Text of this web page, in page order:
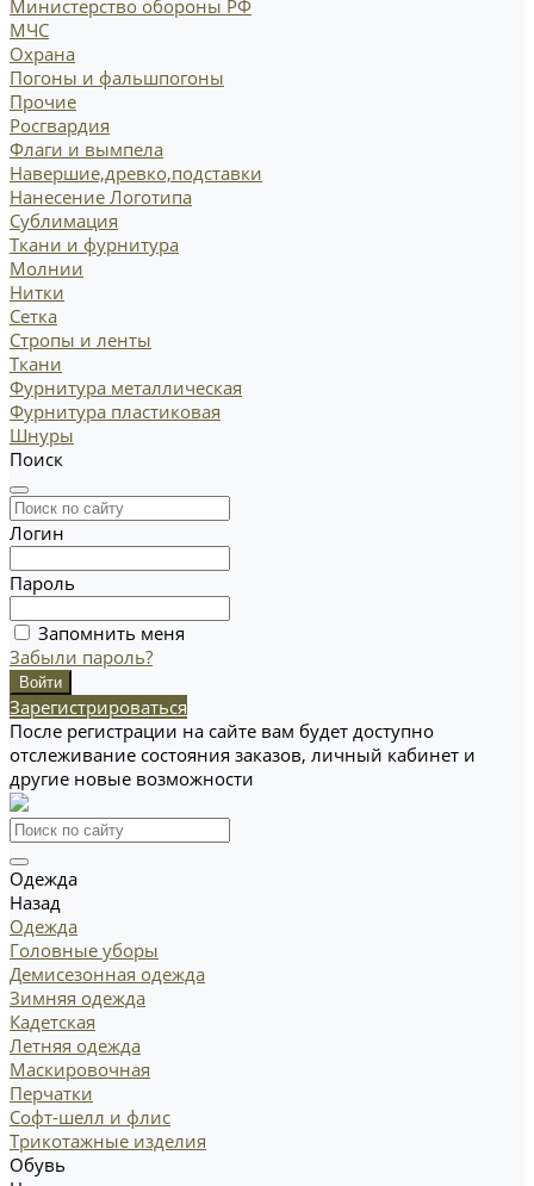
Министерство обороны РФ
МЧС
Охрана
Погоны и фальшпогоны
Прочие
Росгвардия
Флаги и вымпела
Навершие,древко,подставки
Нанесение Логотипа
Сублимация
Ткани и фурнитура
Молнии
Нитки
Сетка
Стропы и ленты
Ткани
Фурнитура металлическая
Фурнитура пластиковая
Шнуры
Поиск
Логин
Пароль
Запомнить меня
Забыли пароль?
Зарегистрироваться
После регистрации на сайте вам будет доступно
отслеживание состояния заказов, личный кабинет и
другие новые возможности
Одежда
Назад
Одежда
Головные уборы
Демисезонная одежда
Зимняя одежда
Кадетская
Летняя одежда
Маскировочная
Перчатки
Софт-шелл и флис
Трикотажные изделия
Обувь